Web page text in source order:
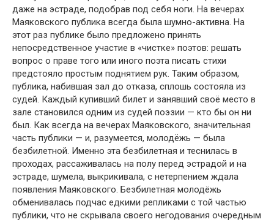
даже на эстраде, подобрав под себя ноги. На вечерах
Маяковского публика всегда была шумно-активна. На
этот раз публике было предложено принять
непосредственное участие в «чистке» поэтов: решать
вопрос о праве того или иного поэта писать стихи
предстояло простым поднятием рук. Таким образом,
публика, набившая зал до отказа, сплошь состояла из
судей. Каждый купивший билет и занявший своё место в
зале становился одним из судей поэзии — кто бы он ни
был. Как всегда на вечерах Маяковского, значительная
часть публики — и, разумеется, молодёжь — была
безбилетной. Именно эта безбилетная и теснилась в
проходах, рассаживалась на полу перед эстрадой и на
эстраде, шумела, выкрикивала, с нетерпением ждала
появления Маяковского. Безбилетная молодёжь
обменивалась подчас едкими репликами с той частью
публики, что не скрывала своего негодования очередным